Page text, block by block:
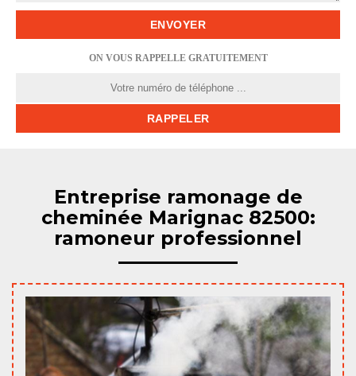
ON VOUS RAPPELLE GRATUITEMENT
Entreprise ramonage de
cheminée Marignac 82500:
ramoneur professionnel